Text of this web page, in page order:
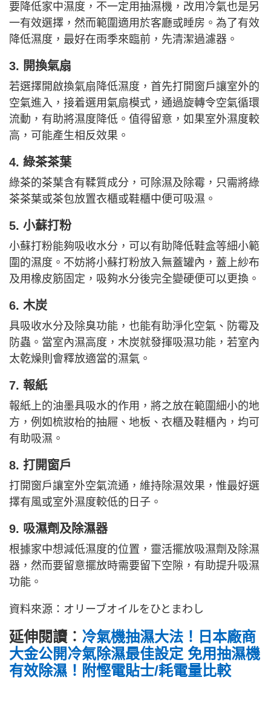
要降低家中濕度，不一定用抽濕機，改用冷氣也是另
一有效選擇，然而範圍適用於客廳或睡房。為了有效
降低濕度，最好在雨季來臨前，先清潔過濾器。
3. 開換氣扇
若選擇開啟換氣扇降低濕度，首先打開窗戶讓室外的
空氣進入，接着選用氣扇模式，通過旋轉令空氣循環
流動，有助將濕度降低。值得留意，如果室外濕度較
高，可能產生相反效果。
4. 綠茶茶葉
綠茶的茶葉含有鞣質成分，可除濕及除霉，只需將綠
茶茶葉或茶包放置衣櫃或鞋櫃中便可吸濕。
5. 小蘇打粉
小蘇打粉能夠吸收水分，可以有助降低鞋盒等細小範
圍的濕度。不妨將小蘇打粉放入無蓋罐內，蓋上紗布
及用橡皮筋固定，吸夠水分後完全變硬便可以更換。
6. 木炭
具吸收水分及除臭功能，也能有助淨化空氣、防霉及
防蟲。當室內濕高度，木炭就發揮吸濕功能，若室內
太乾燥則會釋放適當的濕氣。
7. 報紙
報紙上的油墨具吸水的作用，將之放在範圍細小的地
方，例如梳妝枱的抽屜、地板、衣櫃及鞋櫃內，均可
有助吸濕。
8. 打開窗戶
打開窗戶讓室外空氣流通，維持除濕效果，惟最好選
擇有風或室外濕度較低的日子。
9. 吸濕劑及除濕器
根據家中想減低濕度的位置，靈活擺放吸濕劑及除濕
器，然而要留意擺放時需要留下空隙，有助提升吸濕
功能。
資料來源：オリーブオイルをひとまわし
延伸閱讀︰ 冷氣機抽濕大法！日本廠商
大金公開冷氣除濕最佳設定 免用抽濕機
有效除濕！附慳電貼士/耗電量比較